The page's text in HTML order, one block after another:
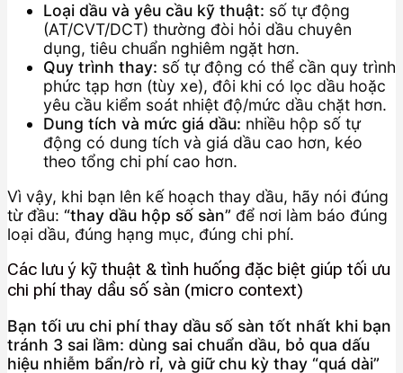
Loại dầu và yêu cầu kỹ thuật: số tự động
(AT/CVT/DCT) thường đòi hỏi dầu chuyên
dụng, tiêu chuẩn nghiêm ngặt hơn.
Quy trình thay: số tự động có thể cần quy trình
phức tạp hơn (tùy xe), đôi khi có lọc dầu hoặc
yêu cầu kiểm soát nhiệt độ/mức dầu chặt hơn.
Dung tích và mức giá dầu: nhiều hộp số tự
động có dung tích và giá dầu cao hơn, kéo
theo tổng chi phí cao hơn.
Vì vậy, khi bạn lên kế hoạch thay dầu, hãy nói đúng
từ đầu: “thay dầu hộp số sàn” để nơi làm báo đúng
loại dầu, đúng hạng mục, đúng chi phí.
Các lưu ý kỹ thuật & tình huống đặc biệt giúp tối ưu
chi phí thay dầu số sàn (micro context)
Bạn tối ưu chi phí thay dầu số sàn tốt nhất khi bạn
tránh 3 sai lầm: dùng sai chuẩn dầu, bỏ qua dấu
hiệu nhiễm bẩn/rò rỉ, và giữ chu kỳ thay “quá dài”